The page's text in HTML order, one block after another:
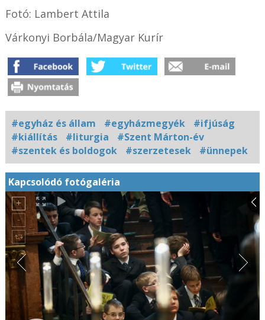
Fotó: Lambert Attila
Várkonyi Borbála/Magyar Kurír
#egyház és állam #egyházmegyék
#ifjúság
#kiállítás
#liturgia
#Szent Márton-év
#szentek és boldogok
#szerzetesek #ünnepek
Kapcsolódó fotógaléria